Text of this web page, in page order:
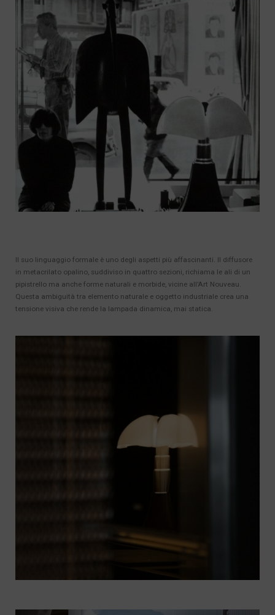
Il suo linguaggio formale è uno degli aspetti più affascinanti. Il diffusore
in metacrilato opalino, suddiviso in quattro sezioni, richiama le ali di un
pipistrello ma anche forme naturali e morbide, vicine all’Art Nouveau.
Questa ambiguità tra elemento naturale e oggetto industriale crea una
tensione visiva che rende la lampada dinamica, mai statica.